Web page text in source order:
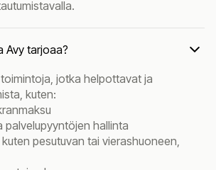
Avy tarjoaa?
jotka helpottavat ja
kuten:
palvelupyyntöjen hallinta
pesutuvan tai vierashuoneen,